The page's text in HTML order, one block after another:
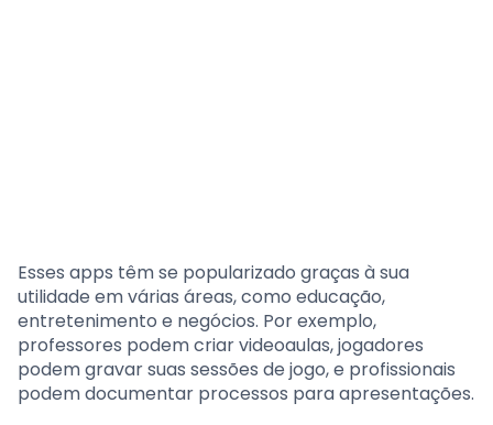
Esses apps têm se popularizado graças à sua
utilidade em várias áreas, como educação,
entretenimento e negócios. Por exemplo,
professores podem criar videoaulas, jogadores
podem gravar suas sessões de jogo, e profissionais
podem documentar processos para apresentações.